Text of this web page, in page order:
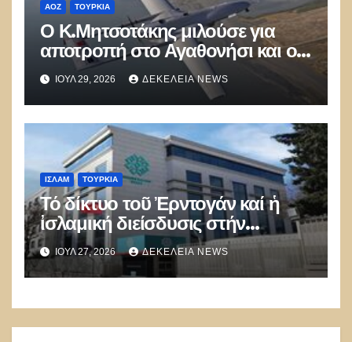
ΑΟΖ ΤΟΥΡΚΊΑ
Ο Κ.Μητσοτάκης μιλούσε για
αποτροπή στο Αγαθονήσι και οι
Τούρκοι παραβίαζαν με ΑΦΝΣ
και drone
ΙΟΎΛ 29, 2026 ΔΕΚΈΛΕΙΑ NEWS
ΙΣΛΑΜ ΤΟΥΡΚΊΑ
Τό δίκτυο τοῦ Ἐρντογάν καί ἡ
ἰσλαμική διείσδυσις στήν
Εὐρώπη
ΙΟΎΛ 27, 2026 ΔΕΚΈΛΕΙΑ NEWS